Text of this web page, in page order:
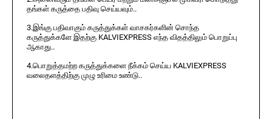
தங்கள் கருத்தை பதிவு செய்யவும்..
3.இங்கு பதிவாகும் கருத்துக்கள் வாசகர்களின் சொந்த
கருத்துக்களே இதற்கு KALVIEXPRESS எந்த விதத்திலும் பொறுப்பு
ஆகாது..
4.பொறுத்தமற்ற கருத்துக்களை நீக்கம் செய்ய KALVIEXPRESS
வலைதளத்திற்கு முழு உரிமை உண்டு..